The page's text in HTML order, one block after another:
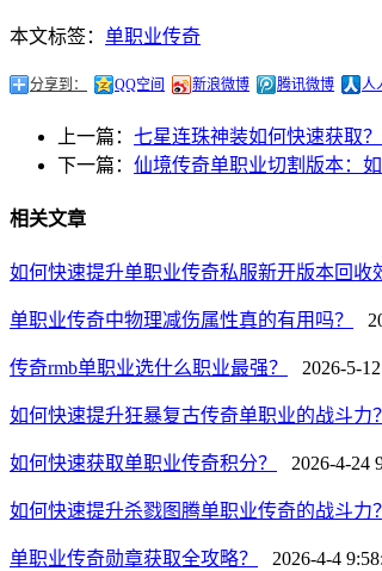
本文标签： 单职业传奇
分享到： QQ空间 新浪微博 腾讯微博 人
上一篇： 七星连珠神装如何快速获取？
下一篇： 仙境传奇单职业切割版本：
相关文章
如何快速提升单职业传奇私服新开版本回收
单职业传奇中物理减伤属性真的有用吗？
传奇rmb单职业选什么职业最强？ 2026-5-
如何快速提升狂暴复古传奇单职业的战斗力？
如何快速获取单职业传奇积分？ 2026-4-24
如何快速提升杀戮图腾单职业传奇的战斗力？
单职业传奇勋章获取全攻略？ 2026-4-4